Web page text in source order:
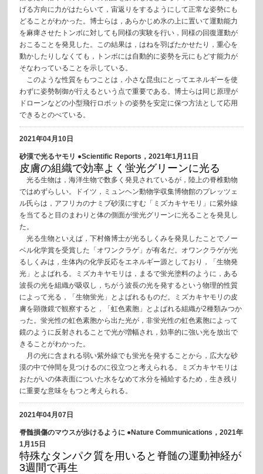
げる方向に力がはたらいて，宙返りをするようにして正常な姿勢にも
どることがわかった。博士らは，あらかじめ氷の上に置いて運動能力
を麻痺させたトンボに対しても同様の実験を行い，同様の回復運動が
おこることを発見した。この結果は，はねを羽ばたかせたり，重心を
動かしたりしなくても，トンボには自動的に姿勢を元にもどす能力が
そなわっていることを示している。
このような性質をもつことは，小さな昆虫にとってエネルギーを使
わずに姿勢制御が行えるという点で重要である。博士らは同じ原理が
ドローンなどの小型飛行ロボットの姿勢を安定に保つ方法として応用
できるとのべている。
2021年04月10日
砂漠で光るヤモリ ●Scientific Reports，2021年1月11日
皮膚の組織で効率よく蛍光グリーンに光る
光る生物は，海洋生物で数多く発見されているが，陸上の脊椎動物
ではめずらしい。ドイツ，ミュンヘン動物学収集博物館のプレッツェ
ル氏らは，アフリカのナミブ砂漠にすむ「ミズカキヤモリ」に紫外線
を当てると目のまわりと体の側面が蛍光グリーンに光ることを発見し
た。
光る生物といえば，下村脩博士が光るしくみを発見したことでノー
ベル化学賞を受賞した「オワンクラゲ」が有名だ。オワンクラゲが光
るしくみは，生体内の化学反応をエネルギー源としており，「生物発
光」とよばれる。ミズカキヤモリは，まるで蛍光塗料のように，ある
波長の光を組織が吸収し，ちがう波長の光を発するという物理的性質
によって光る，「生物蛍光」とよばれるものだ。ミズカキヤモリの皮
膚を顕微鏡で観察すると，「虹色素胞」とよばれる組織が2種類みつか
った。蛍光性の虹色素胞から出た光が，非蛍光性の虹色素胞によって
鏡のように反射されることで光が増幅され，効率的に強い光を放出で
きることがわかった。
月の光に含まれる弱い紫外線でも蛍光を発することから，広大な砂
漠の中で仲間を見つけるのに役立つと考えられる。ミズカキヤモリは
おたがいの体表面についた水をなめて水分を補給するため，生き残り
に重要な意味をもつと考えられる。
2021年04月07日
脊髄損傷のマウスが歩けるように ●Nature Communications，2021年
1月15日
特殊なタンパク質を用いると脊髄の運動神経が
3週間で再生